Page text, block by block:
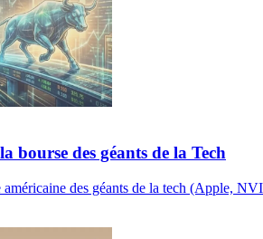
bourse des géants de la Tech
des géants de la tech (Apple,